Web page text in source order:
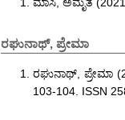
ರಘುನಾಥ್, ಪ್ರೇಮಾ
ರಘುನಾಥ್, ಪ್ರೇಮಾ
103-104. ISSN